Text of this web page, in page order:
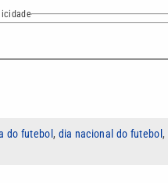
do futebol , dia nacional do futebol ,